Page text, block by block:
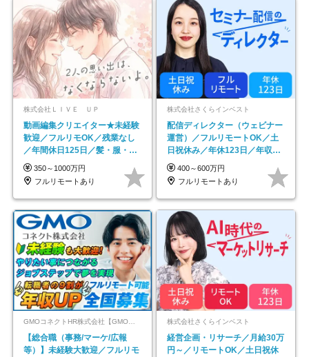
株式会社ＬＩＶＥ ＵＰ
動画編集クリエイター★未経験
歓迎／フルリモOK／残業なし
／年間休日125日／髪・服・ネ
イル自由／研修充実で安心
350～1000万円
フルリモートあり
株式会社さくらインベスト
配信ディレクター（ウェビナー
運営）／フルリモートOK／土
日祝休み／年休123日／年収
600万円可
400～600万円
フルリモートあり
GMOコネクトHR株式会社【GMOインターネットグループ】
【総合職（事務/マーケ/広報
等）】未経験大歓迎／フルリモ
株式会社さくらインベスト
経営企画・リサーチ／月給30万
円～／リモートOK／土日祝休